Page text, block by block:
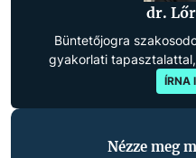
dr.
Büntetőjogra
gyakorlati tapasztalattal,
ÍRNA
Nézze meg